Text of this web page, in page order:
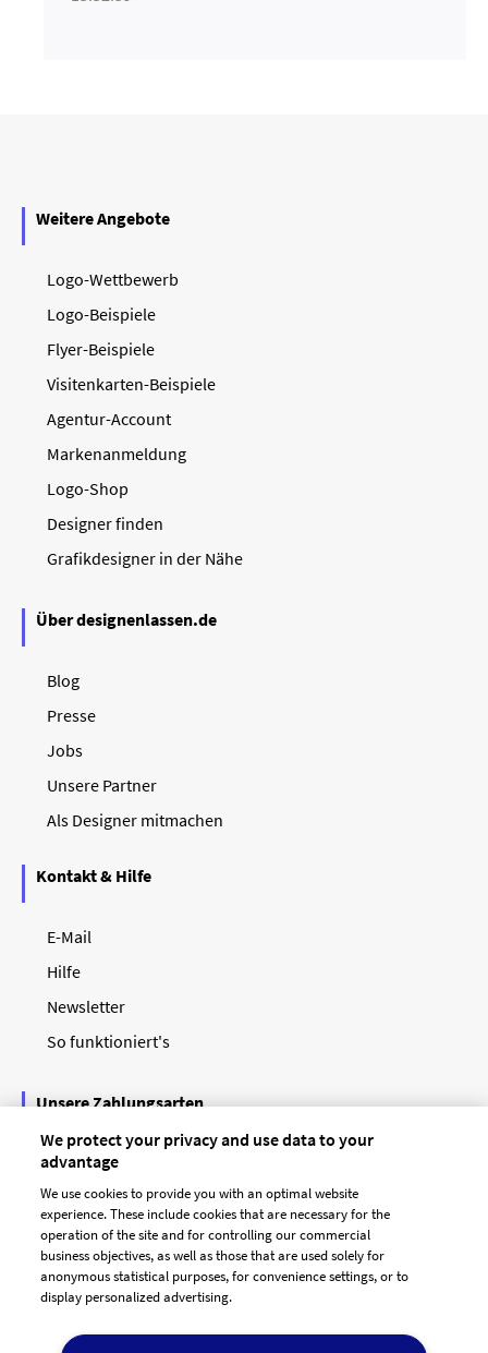
Weitere Angebote
Logo-Wettbewerb
Logo-Beispiele
Flyer-Beispiele
Visitenkarten-Beispiele
Agentur-Account
Markenanmeldung
Logo-Shop
Designer finden
Grafikdesigner in der Nähe
Über designenlassen.de
Blog
Presse
Jobs
Unsere Partner
Als Designer mitmachen
Kontakt & Hilfe
E-Mail
Hilfe
Newsletter
So funktioniert's
Unsere Zahlungsarten
We protect your privacy and use data to your
advantage
We use cookies to provide you with an optimal website
experience. These include cookies that are necessary for the
operation of the site and for controlling our commercial
business objectives, as well as those that are used solely for
anonymous statistical purposes, for convenience settings, or to
display personalized advertising.